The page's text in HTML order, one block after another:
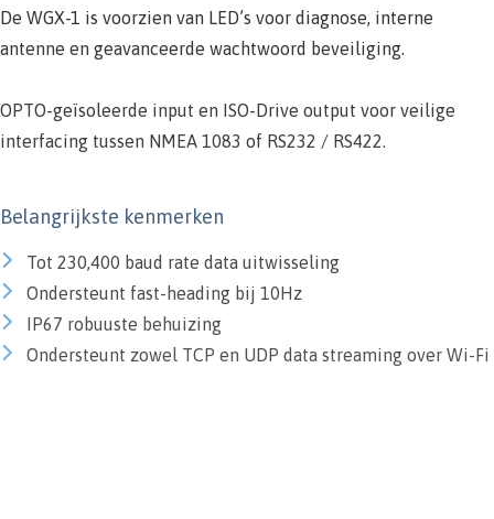
De WGX-1 is voorzien van LED’s voor diagnose, interne
antenne en geavanceerde wachtwoord beveiliging.
OPTO-geïsoleerde input en ISO-Drive output voor veilige
interfacing tussen NMEA 1083 of RS232 / RS422.
Belangrijkste kenmerken
Tot 230,400 baud rate data uitwisseling
Ondersteunt fast-heading bij 10Hz
IP67 robuuste behuizing
Ondersteunt zowel TCP en UDP data streaming over Wi-Fi